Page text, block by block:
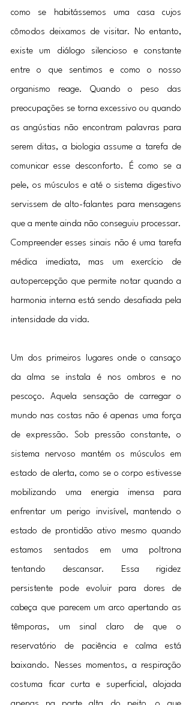
como se habitássemos uma casa cujos
cômodos deixamos de visitar. No entanto,
existe um diálogo silencioso e constante
entre o que sentimos e como o nosso
organismo reage. Quando o peso das
preocupações se torna excessivo ou quando
as angústias não encontram palavras para
serem ditas, a biologia assume a tarefa de
comunicar esse desconforto. É como se a
pele, os músculos e até o sistema digestivo
servissem de alto-falantes para mensagens
que a mente ainda não conseguiu processar.
Compreender esses sinais não é uma tarefa
médica imediata, mas um exercício de
autopercepção que permite notar quando a
harmonia interna está sendo desafiada pela
intensidade da vida.
Um dos primeiros lugares onde o cansaço
da alma se instala é nos ombros e no
pescoço. Aquela sensação de carregar o
mundo nas costas não é apenas uma força
de expressão. Sob pressão constante, o
sistema nervoso mantém os músculos em
estado de alerta, como se o corpo estivesse
mobilizando uma energia imensa para
enfrentar um perigo invisível, mantendo o
estado de prontidão ativo mesmo quando
estamos sentados em uma poltrona
tentando descansar. Essa rigidez
persistente pode evoluir para dores de
cabeça que parecem um arco apertando as
têmporas, um sinal claro de que o
reservatório de paciência e calma está
baixando. Nesses momentos, a respiração
costuma ficar curta e superficial, alojada